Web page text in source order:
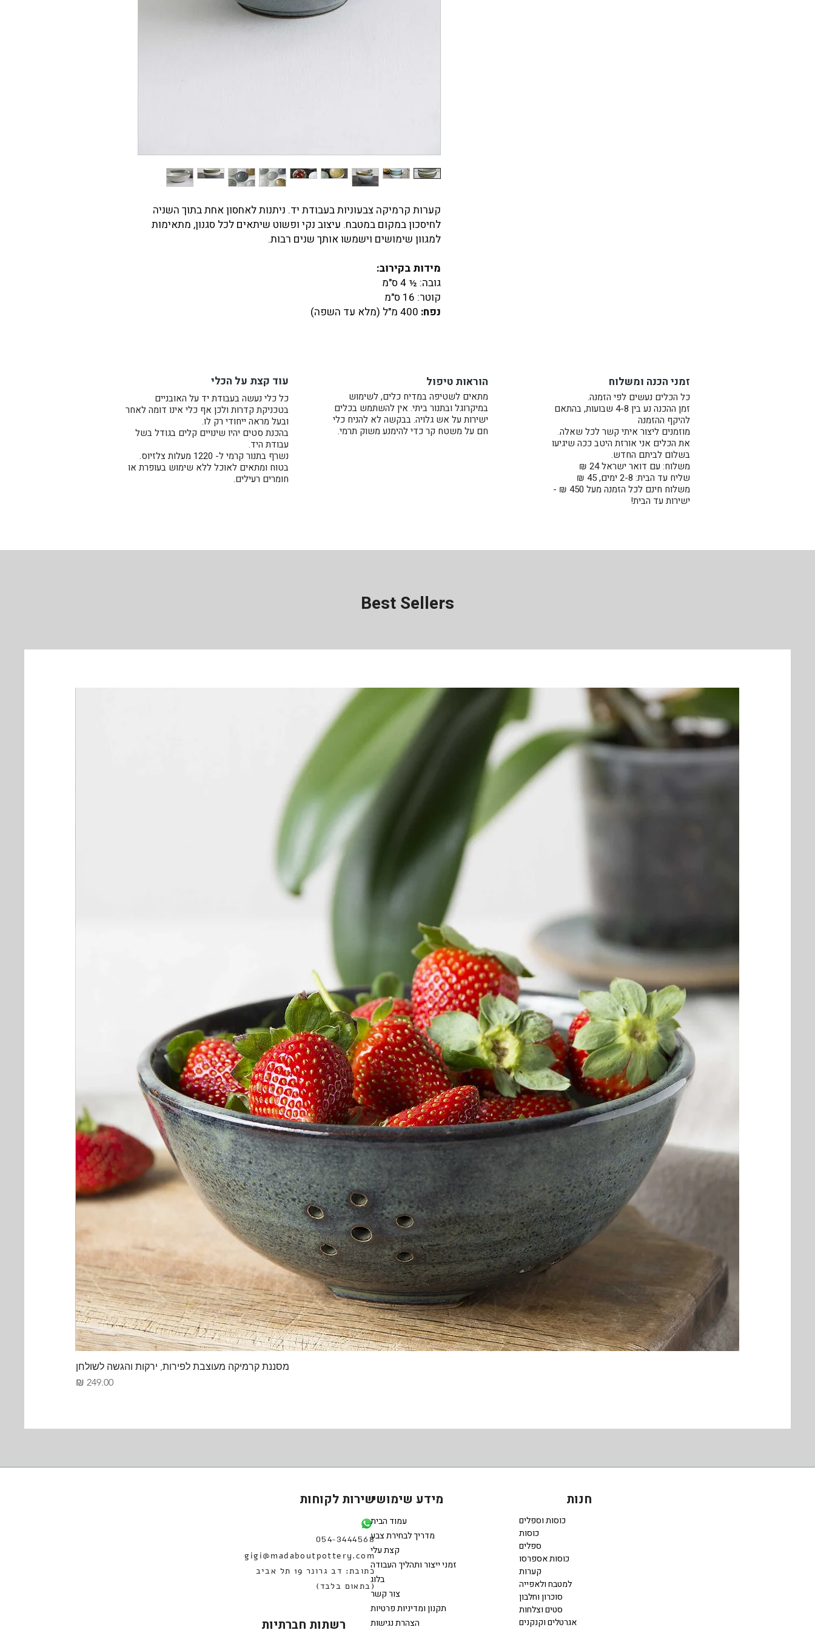
קערות קרמיקה צבעוניות בעבודת יד. ניתנות לאחסון אחת בתוך השניה
לחיסכון במקום במטבח. עיצוב נקי ופשוט שיתאים לכל סגנון, מתאימות
למגוון שימושים וישמשו אותך שנים רבות.
מידות בקירוב:
גובה: ½ 4 ס"מ
קוטר: 16 ס"מ
נפח: 400 מ"ל
(מלא עד השפה)
כל קערה נעשית בעבודת יד על האובניים בטכניקת קדרות.
מתלבטים איזה צבע לקנות? למידע נוסף כנסו ל"מדריך לבחירת צבע".
עוד קצת על הכלי
כל כלי נעשה בעבודת יד על האובניים
בטכניקת קדרות ולכן אף כלי אינו דומה לאחר
ובעל מראה ייחודי רק לו.
בהכנת סטים יהיו שינויים קלים בגודל בשל
עבודת היד.
נשרף בתנור קרמי ל- 1220 מעלות צלזיוס.
בטוח ומתאים לאוכל ללא שימוש בעופרת או
חומרים רעילים.
הוראות טיפול
מתאים לשטיפה במדיח כלים, לשימוש
במיקרוגל ובתנור ביתי. אין להשתמש בכלים
ישירות על אש גלויה. בבקשה לא להניח כלי
חם על משטח קר כדי להימנע משוק תרמי.
זמני הכנה ומשלוח
כל הכלים נעשים לפי הזמנה.
זמן ההכנה נע בין 4-8 שבועות, בהתאם
להיקף ההזמנה
מוזמנים ליצור איתי קשר לכל שאלה.
את הכלים אני אורזת היטב ככה שיגיעו
בשלום לביתם החדש.
משלוח: עם דואר ישראל 24 ₪
שליח עד הבית: 2-8 ימים, 45 ₪
משלוח חינם לכל הזמנה מעל 450 ₪ -
ישירות עד הבית!
Best Sellers
מסננת קרמיקה מעוצבת לפירות, ירקות והגשה לשולחן
מחיר
שירות לקוחות
054-3444568
gigi@madaboutpottery.com
כתובת: דב גרונר 19 תל אביב
(בתאום בלבד)
רשתות חברתיות
מידע שימושי
עמוד הבית
מדריך לבחירת צבע
קצת עלי
זמני ייצור ותהליך העבודה
בלוג
צור קשר
תקנון ומדיניות פרטיות
הצהרת נגישות
חנות
כוסות וספלים
כוסות
ספלים
כוסות אספרסו
קערות
למטבח ולאפייה
סוכרון וחלבון
סטים וצלחות
אגרטלים וקנקנים